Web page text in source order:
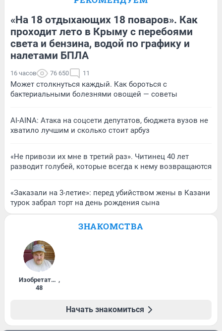
«На 18 отдыхающих 18 поваров». Как
проходит лето в Крыму с перебоями
света и бензина, водой по графику и
налетами БПЛА
16 часов 76 650 11
Может столкнуться каждый. Как бороться с
бактериальными болезнями овощей — советы
AI-AINA: Атака на соцсети депутатов, бюджета вузов не
хватило лучшим и сколько стоит арбуз
«Не привози их мне в третий раз». Читинец 40 лет
разводит голубей, которые всегда к нему возвращаются
«Заказали на 3-летие»: перед убийством жены в Казани
турок забрал торт на день рождения сына
ЗНАКОМСТВА
Изобретатель ,
48
Начать знакомиться